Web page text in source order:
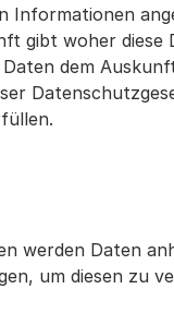
Informationen
gibt woher diese
dem
werden Daten
um diesen zu